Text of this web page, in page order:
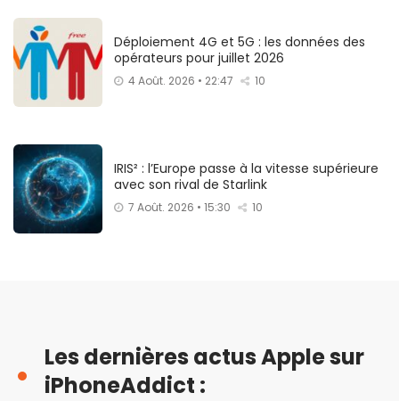
Déploiement 4G et 5G : les données des
opérateurs pour juillet 2026
4 Août. 2026 • 22:47 10
IRIS² : l’Europe passe à la vitesse supérieure
avec son rival de Starlink
7 Août. 2026 • 15:30 10
Les dernières actus Apple sur
iPhoneAddict :